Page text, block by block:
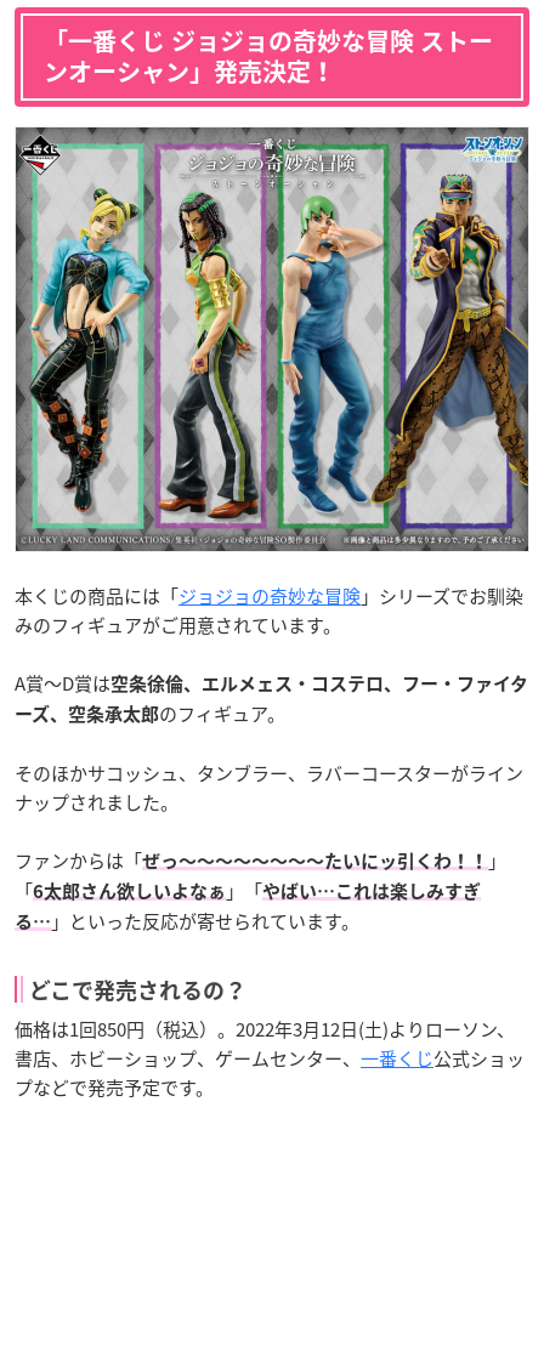
「一番くじ ジョジョの奇妙な冒険 ストー
ンオーシャン」発売決定！
本くじの商品には「ジョジョの奇妙な冒険」シリーズでお馴染
みのフィギュアがご用意されています。
A賞〜D賞は空条徐倫、エルメェス・コステロ、フー・ファイタ
ーズ、空条承太郎のフィギュア。
そのほかサコッシュ、タンブラー、ラバーコースターがライン
ナップされました。
ファンからは「ぜっ〜〜〜〜〜〜〜〜たいにッ引くわ！！
」
「6太郎さん欲しいよなぁ 」「やばい…これは楽しみすぎ
る… 」といった反応が寄せられています。
どこで発売されるの？
価格は1回850円（税込）。2022年3月12日(土)よりローソン、
書店、ホビーショップ、ゲームセンター、 一番くじ公式ショッ
プなどで発売予定です。